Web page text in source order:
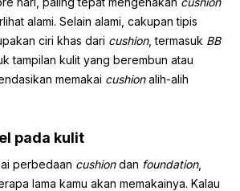
alami. Selain alami, cakupan tipis
ciri khas dari cushion, termasuk BB
tampilan kulit yang berembun atau
memakai cushionalih-alih
pada kulit
perbedaan cushiondan foundation,
lama kamu akan memakainya. Kalau